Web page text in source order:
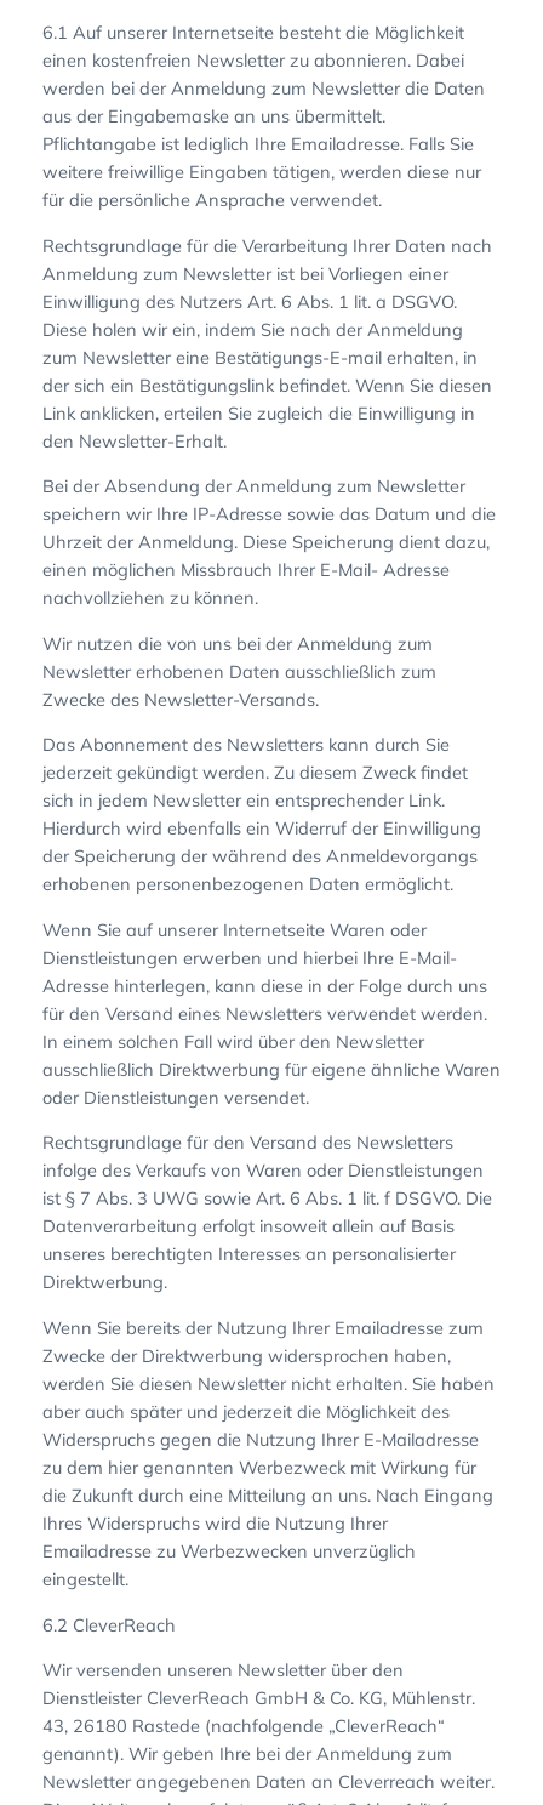
6.1 Auf unserer Internetseite besteht die Möglichkeit
einen kostenfreien Newsletter zu abonnieren. Dabei
werden bei der Anmeldung zum Newsletter die Daten
aus der Eingabemaske an uns übermittelt.
Pflichtangabe ist lediglich Ihre Emailadresse. Falls Sie
weitere freiwillige Eingaben tätigen, werden diese nur
für die persönliche Ansprache verwendet.
Rechtsgrundlage für die Verarbeitung Ihrer Daten nach
Anmeldung zum Newsletter ist bei Vorliegen einer
Einwilligung des Nutzers Art. 6 Abs. 1 lit. a DSGVO.
Diese holen wir ein, indem Sie nach der Anmeldung
zum Newsletter eine Bestätigungs-E-mail erhalten, in
der sich ein Bestätigungslink befindet. Wenn Sie diesen
Link anklicken, erteilen Sie zugleich die Einwilligung in
den Newsletter-Erhalt.
Bei der Absendung der Anmeldung zum Newsletter
speichern wir Ihre IP-Adresse sowie das Datum und die
Uhrzeit der Anmeldung. Diese Speicherung dient dazu,
einen möglichen Missbrauch Ihrer E-Mail- Adresse
nachvollziehen zu können.
Wir nutzen die von uns bei der Anmeldung zum
Newsletter erhobenen Daten ausschließlich zum
Zwecke des Newsletter-Versands.
Das Abonnement des Newsletters kann durch Sie
jederzeit gekündigt werden. Zu diesem Zweck findet
sich in jedem Newsletter ein entsprechender Link.
Hierdurch wird ebenfalls ein Widerruf der Einwilligung
der Speicherung der während des Anmeldevorgangs
erhobenen personenbezogenen Daten ermöglicht.
Wenn Sie auf unserer Internetseite Waren oder
Dienstleistungen erwerben und hierbei Ihre E-Mail-
Adresse hinterlegen, kann diese in der Folge durch uns
für den Versand eines Newsletters verwendet werden.
In einem solchen Fall wird über den Newsletter
ausschließlich Direktwerbung für eigene ähnliche Waren
oder Dienstleistungen versendet.
Rechtsgrundlage für den Versand des Newsletters
infolge des Verkaufs von Waren oder Dienstleistungen
ist § 7 Abs. 3 UWG sowie Art. 6 Abs. 1 lit. f DSGVO. Die
Datenverarbeitung erfolgt insoweit allein auf Basis
unseres berechtigten Interesses an personalisierter
Direktwerbung.
Wenn Sie bereits der Nutzung Ihrer Emailadresse zum
Zwecke der Direktwerbung widersprochen haben,
werden Sie diesen Newsletter nicht erhalten. Sie haben
aber auch später und jederzeit die Möglichkeit des
Widerspruchs gegen die Nutzung Ihrer E-Mailadresse
zu dem hier genannten Werbezweck mit Wirkung für
die Zukunft durch eine Mitteilung an uns. Nach Eingang
Ihres Widerspruchs wird die Nutzung Ihrer
Emailadresse zu Werbezwecken unverzüglich
eingestellt.
6.2 CleverReach
Wir versenden unseren Newsletter über den
Dienstleister CleverReach GmbH & Co. KG, Mühlenstr.
43, 26180 Rastede (nachfolgende „CleverReach“
genannt). Wir geben Ihre bei der Anmeldung zum
Newsletter angegebenen Daten an Cleverreach weiter.